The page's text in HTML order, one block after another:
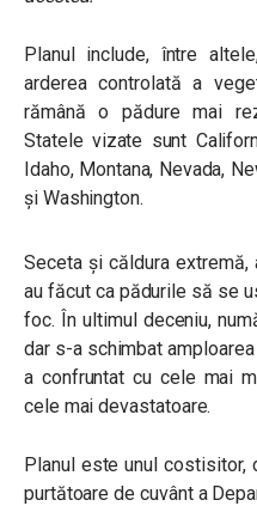
Planul include, între
arderea controlată a
rămână o pădure mai
Statele vizate sunt
Idaho, Montana, Nevada,
și Washington.
Seceta și căldura
au făcut ca pădurile să se
foc. În ultimul deceniu,
dar s-a schimbat
a confruntat cu cele mai
cele mai devastatoare.
Planul este unul costisitor,
purtătoare de cuvânt a